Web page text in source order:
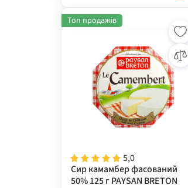
5,0
Сир камамбер фасований
50% 125 г PAYSAN BRETON
Топ продажів